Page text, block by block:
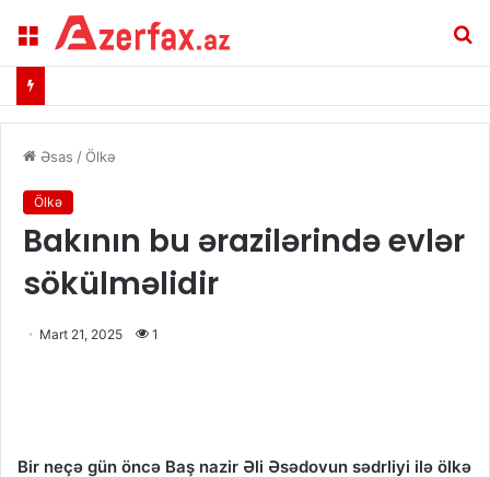
Menu
Əsas /Ölkə
Ölkə
Bakının bu ərazilərində evlər
sökülməlidir
Mart 21, 2025 1
Bir neçə gün öncə Baş nazir Əli Əsədovun sədrliyi ilə ölkə